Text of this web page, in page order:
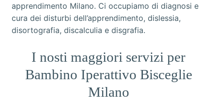
apprendimento Milano. Ci occupiamo di diagnosi e
cura dei disturbi dell’apprendimento, dislessia,
disortografia, discalculia e disgrafia.
I nosti maggiori servizi per
Bambino Iperattivo Bisceglie
Milano